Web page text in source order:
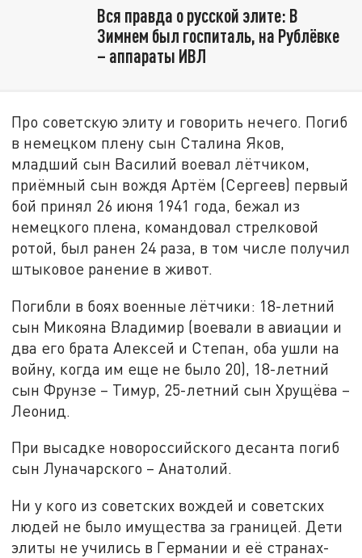
Вся правда о русской элите: В
Зимнем был госпиталь, на Рублёвке
– аппараты ИВЛ
Про советскую элиту и говорить нечего. Погиб
в немецком плену сын Сталина Яков,
младший сын Василий воевал лётчиком,
приёмный сын вождя Артём (Сергеев) первый
бой принял 26 июня 1941 года, бежал из
немецкого плена, командовал стрелковой
ротой, был ранен 24 раза, в том числе получил
штыковое ранение в живот.
Погибли в боях военные лётчики: 18-летний
сын Микояна Владимир (воевали в авиации и
два его брата Алексей и Степан, оба ушли на
войну, когда им еще не было 20), 18-летний
сын Фрунзе – Тимур, 25-летний сын Хрущёва –
Леонид.
При высадке новороссийского десанта погиб
сын Луначарского – Анатолий.
Ни у кого из советских вождей и советских
людей не было имущества за границей. Дети
элиты не учились в Германии и её странах-